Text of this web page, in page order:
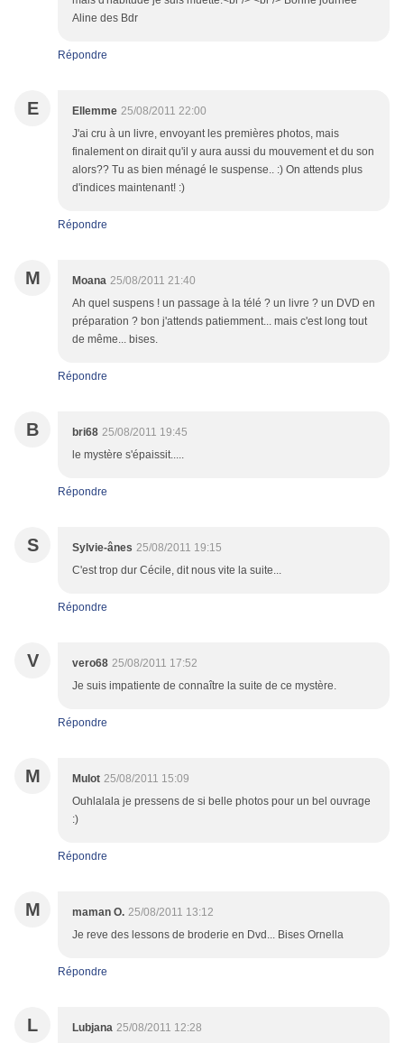
Aline des Bdr
Répondre
E Ellemme 25/08/2011 22:00
J'ai cru à un livre, envoyant les premières photos, mais
finalement on dirait qu'il y aura aussi du mouvement et du son
alors?? Tu as bien ménagé le suspense.. :) On attends plus
d'indices maintenant! :)
Répondre
M Moana 25/08/2011 21:40
Ah quel suspens ! un passage à la télé ? un livre ? un DVD en
préparation ? bon j'attends patiemment... mais c'est long tout
de même... bises.
Répondre
B bri68 25/08/2011 19:45
le mystère s'épaissit.....
Répondre
S Sylvie-ânes 25/08/2011 19:15
C'est trop dur Cécile, dit nous vite la suite...
Répondre
V vero68 25/08/2011 17:52
Je suis impatiente de connaître la suite de ce mystère.
Répondre
M Mulot 25/08/2011 15:09
Ouhlalala je pressens de si belle photos pour un bel ouvrage
:)
Répondre
M maman O. 25/08/2011 13:12
Je reve des lessons de broderie en Dvd... Bises Ornella
Répondre
L Lubjana 25/08/2011 12:28